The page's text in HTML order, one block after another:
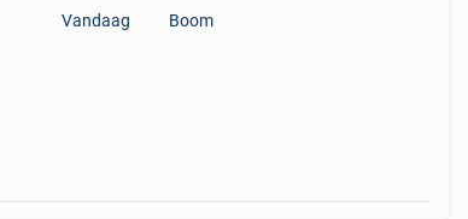
Vandaag Boom